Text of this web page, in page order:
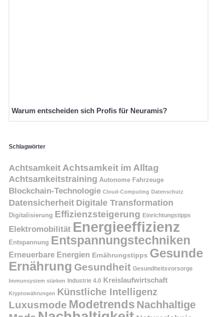
Warum entscheiden sich Profis für Neuramis?
Schlagwörter
AchtsamkeitAchtsamkeit im Alltag
Achtsamkeitstraining Autonome Fahrzeuge
Blockchain-Technologie Cloud-Computing Datenschutz
Datensicherheit Digitale Transformation
Digitalisierung Effizienzsteigerung Einrichtungstipps
Elektromobilität Energieeffizienz
Entspannung Entspannungstechniken
Erneuerbare Energien Ernährungstipps Gesunde
Ernährung Gesundheit Gesundheitsvorsorge
Immunsystem stärken Industrie 4.0 Kreislaufwirtschaft
Kryptowährungen Künstliche Intelligenz
Luxusmode Modetrends Nachhaltige